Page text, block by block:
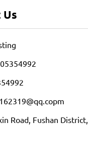
Road, Fushan District,